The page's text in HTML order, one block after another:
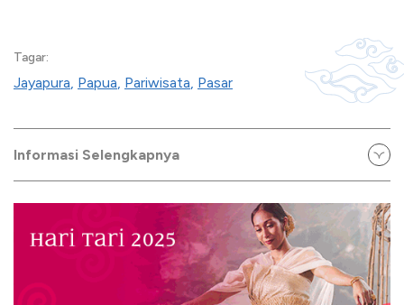
Tagar:
Jayapura, Papua, Pariwisata, Pasar
Informasi Selengkapnya